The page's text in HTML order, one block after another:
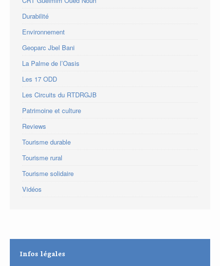
Durabilité
Environnement
Geoparc Jbel Bani
La Palme de l’Oasis
Les 17 ODD
Les Circuits du RTDRGJB
Patrimoine et culture
Reviews
Tourisme durable
Tourisme rural
Tourisme solidaire
Vidéos
Infos légales